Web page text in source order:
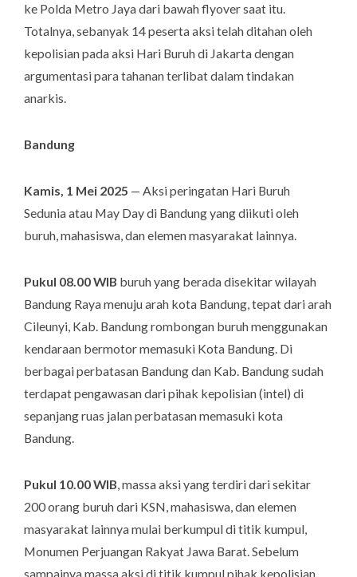
ke Polda Metro Jaya dari bawahflyoversaat itu.
Totalnya, sebanyak 14 peserta aksi telah ditahan oleh
kepolisian pada aksi Hari Buruh di Jakarta dengan
argumentasi para tahanan terlibat dalam tindakan
anarkis.
Bandung
Kamis, 1 Mei 2025 — Aksi peringatan Hari Buruh
Sedunia atau May Day di Bandung yang diikuti oleh
buruh, mahasiswa, dan elemen masyarakat lainnya.
Pukul 08.00 WIB buruh yang berada disekitar wilayah
Bandung Raya menuju arah kota Bandung, tepat dari arah
Cileunyi, Kab. Bandung rombongan buruh menggunakan
kendaraan bermotor memasuki Kota Bandung. Di
berbagai perbatasan Bandung dan Kab. Bandung sudah
terdapat pengawasan dari pihak kepolisian (intel) di
sepanjang ruas jalan perbatasan memasuki kota
Bandung.
Pukul 10.00 WIB, massa aksi yang terdiri dari sekitar
200 orang buruh dari KSN, mahasiswa, dan elemen
masyarakat lainnya mulai berkumpul di titik kumpul,
Monumen Perjuangan Rakyat Jawa Barat. Sebelum
sampainya massa aksi di titik kumpul pihak kepolisian